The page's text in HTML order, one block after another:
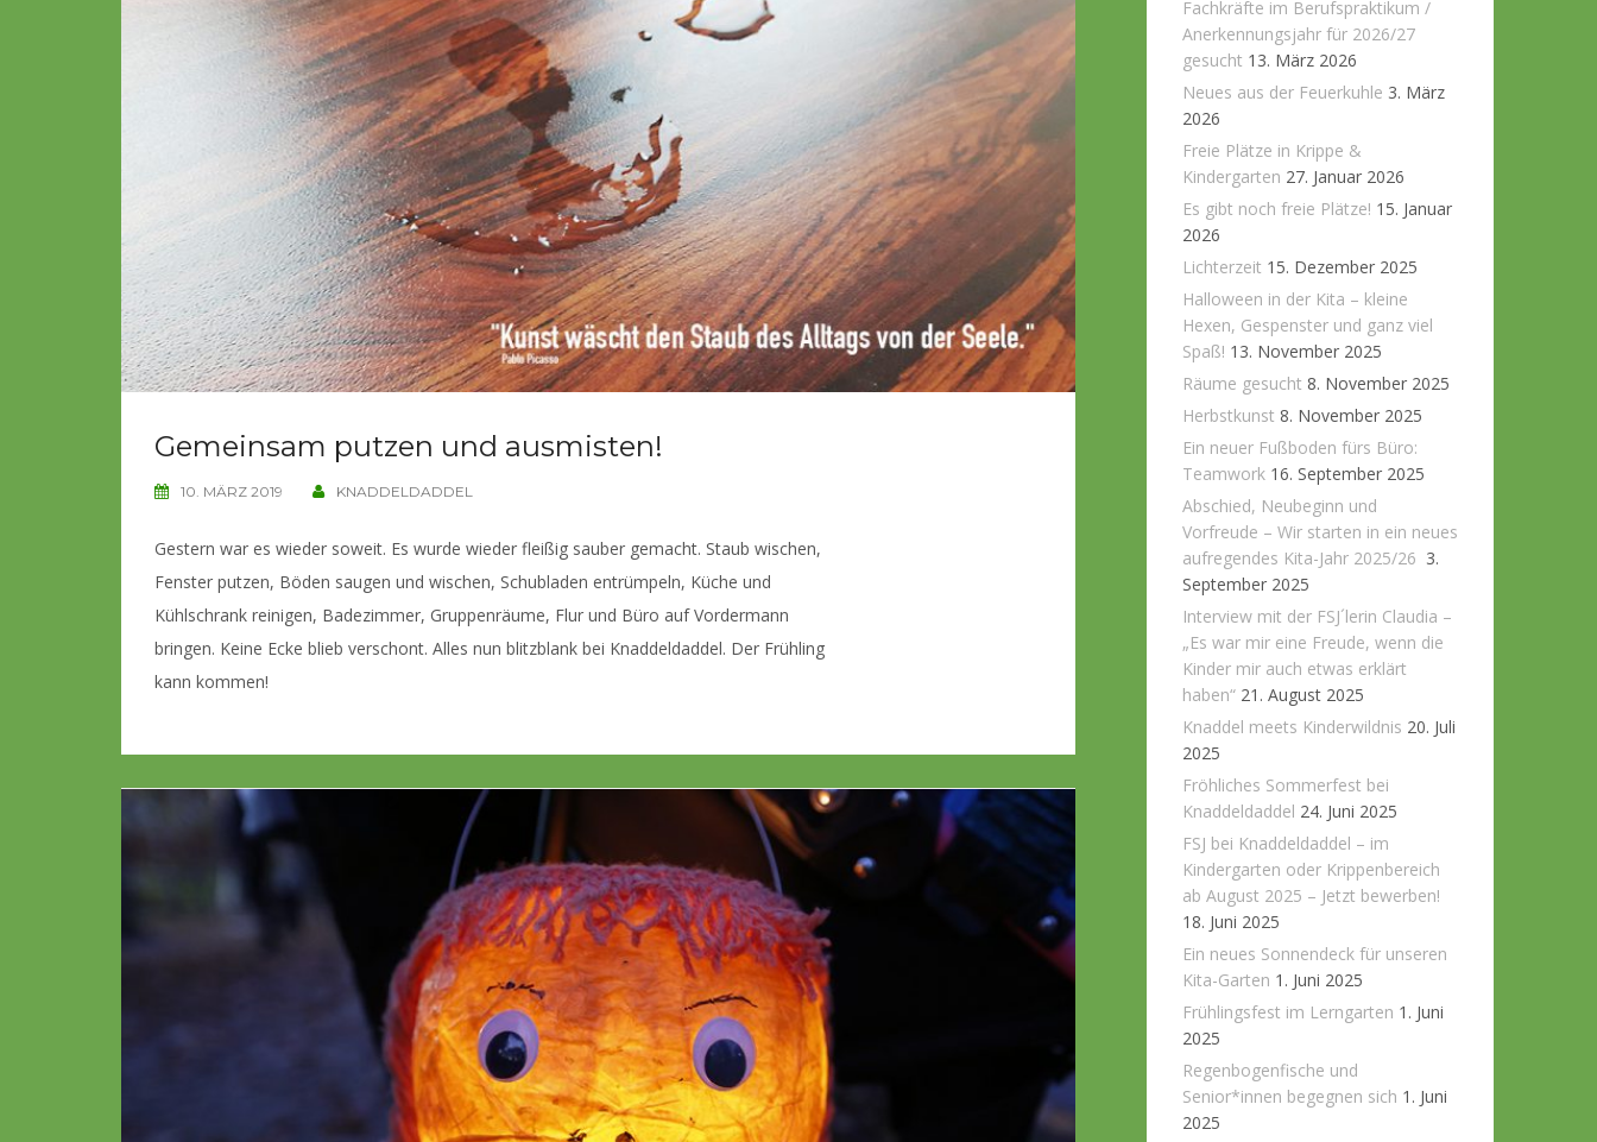
Gemeinsam putzen und ausmisten!
10. MÄRZ 2019 KNADDELDADDEL
Gestern war es wieder soweit. Es wurde wieder fleißig sauber gemacht. Staub wischen,
Fenster putzen, Böden saugen und wischen, Schubladen entrümpeln, Küche und
Kühlschrank reinigen, Badezimmer, Gruppenräume, Flur und Büro auf Vordermann
bringen. Keine Ecke blieb verschont. Alles nun blitzblank bei Knaddeldaddel. Der Frühling
kann kommen!
Fachkräfte im Berufspraktikum /
Anerkennungsjahr für 2026/27
gesucht 13. März 2026
Neues aus der Feuerkuhle 3. März
2026
Freie Plätze in Krippe &
Kindergarten 27. Januar 2026
Es gibt noch freie Plätze! 15. Januar
2026
Lichterzeit 15. Dezember 2025
Halloween in der Kita – kleine
Hexen, Gespenster und ganz viel
Spaß! 13. November 2025
Räume gesucht 8. November 2025
Herbstkunst 8. November 2025
Ein neuer Fußboden fürs Büro:
Teamwork 16. September 2025
Abschied, Neubeginn und
Vorfreude – Wir starten in ein neues
aufregendes Kita-Jahr 2025/26 3.
September 2025
Interview mit der FSJ´lerin Claudia –
„Es war mir eine Freude, wenn die
Kinder mir auch etwas erklärt
haben“ 21. August 2025
Knaddel meets Kinderwildnis 20. Juli
2025
Fröhliches Sommerfest bei
Knaddeldaddel 24. Juni 2025
FSJ bei Knaddeldaddel – im
Kindergarten oder Krippenbereich
ab August 2025 – Jetzt bewerben!
18. Juni 2025
Ein neues Sonnendeck für unseren
Kita-Garten 1. Juni 2025
Frühlingsfest im Lerngarten 1. Juni
2025
Regenbogenfische und
Senior*innen begegnen sich 1. Juni
2025